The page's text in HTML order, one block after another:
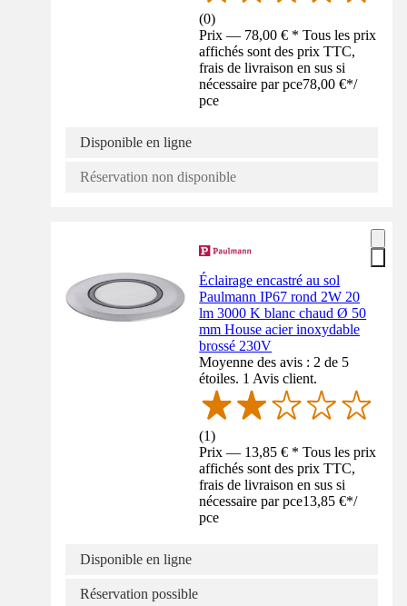
(0)
Prix — 78,00 € * Tous les prix
affichés sont des prix TTC,
frais de livraison en sus si
nécessaire par pce78,00 €*/
pce
Disponible en ligne
Réservation non disponible
Éclairage encastré au sol
Paulmann IP67 rond 2W 20
lm 3000 K blanc chaud Ø 50
mm House acier inoxydable
brossé 230V
Moyenne des avis : 2 de 5
étoiles. 1 Avis client.
(1)
Prix — 13,85 € * Tous les prix
affichés sont des prix TTC,
frais de livraison en sus si
nécessaire par pce13,85 €*/
pce
Disponible en ligne
Réservation possible